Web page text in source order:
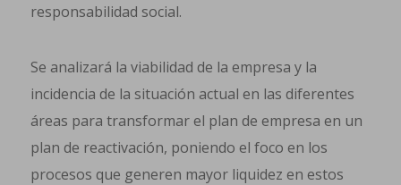
responsabilidad social.
Se analizará la viabilidad de la empresa y la
incidencia de la situación actual en las diferentes
áreas para transformar el plan de empresa en un
plan de reactivación, poniendo el foco en los
procesos que generen mayor liquidez en estos